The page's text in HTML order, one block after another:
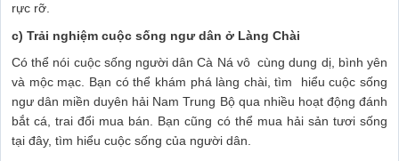
rực rỡ.
c) Trải nghiệm cuộc sống ngư dân ở Làng Chài
Có thể nói cuộc sống người dân Cà Ná vô cùng dung dị, bình yên
và mộc mạc. Bạn có thể khám phá làng chài, tìm hiểu cuộc sống
ngư dân miền duyên hải Nam Trung Bộ qua nhiều hoạt động đánh
bắt cá, trai đổi mua bán. Bạn cũng có thể mua hải sản tươi sống
tại đây, tìm hiểu cuộc sống của người dân.